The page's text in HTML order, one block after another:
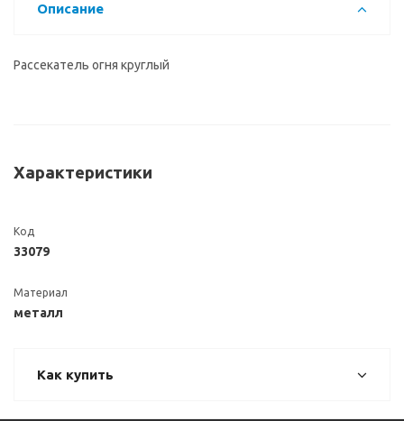
Описание
Рассекатель огня круглый
Характеристики
Код
33079
Материал
металл
Как купить